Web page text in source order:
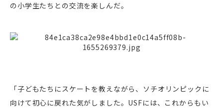
の小学生たちとの交流を楽しんだ。
「子どもたちにスケートを教えながら、ソチオリンピックに
向けて初心に戻れた気がしました。USFには、これからもい